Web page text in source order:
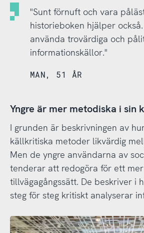
"Sunt förnuft och vara
historieboken hjälper
använda trovärdiga och
informationskällor."
MAN, 51 ÅR
Yngre är mer metodiska i sin
I grunden är beskrivningen av
källkritiska metoder likvärdig
Men de yngre användarna av
tenderar att redogöra för ett
tillvägagångssätt. De beskriver i
steg för steg kritiskt analyserar